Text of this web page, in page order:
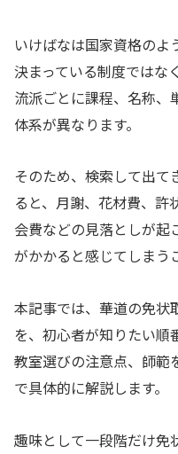
いけばなは国家資格のよ
決まっている制度ではな
流派ごとに課程、名称、
体系が異なります。
そのため、検索して出て
ると、月謝、花材費、許
会費などの見落としが起
がかかると感じてしまう
本記事では、華道の免状
を、初心者が知りたい順
教室選びの注意点、師範
で具体的に解説します。
趣味として一段階だけ免